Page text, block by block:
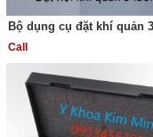
Bộ dụng cụ đặt khí quản
Call